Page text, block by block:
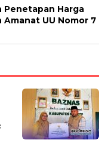
Penetapan Harga
Amanat UU Nomor 7